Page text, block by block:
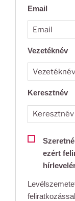
Email
Vezetéknév
Keresztnév
ezért